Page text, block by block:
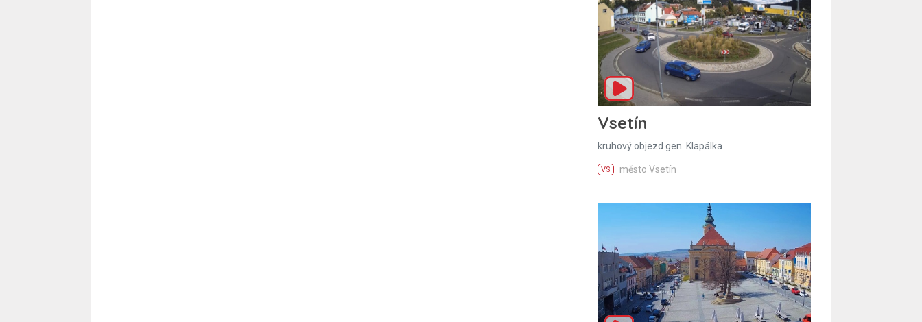
Vsetín
kruhový objezd gen. Klapálka
VS město Vsetín